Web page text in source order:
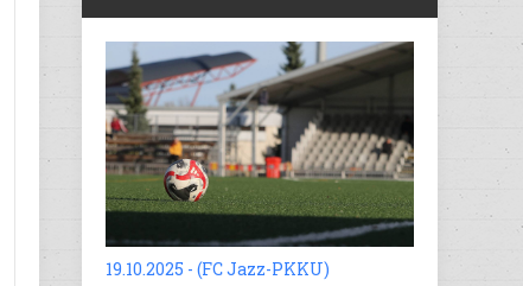
19.10.2025 - (FC Jazz-PKKU)